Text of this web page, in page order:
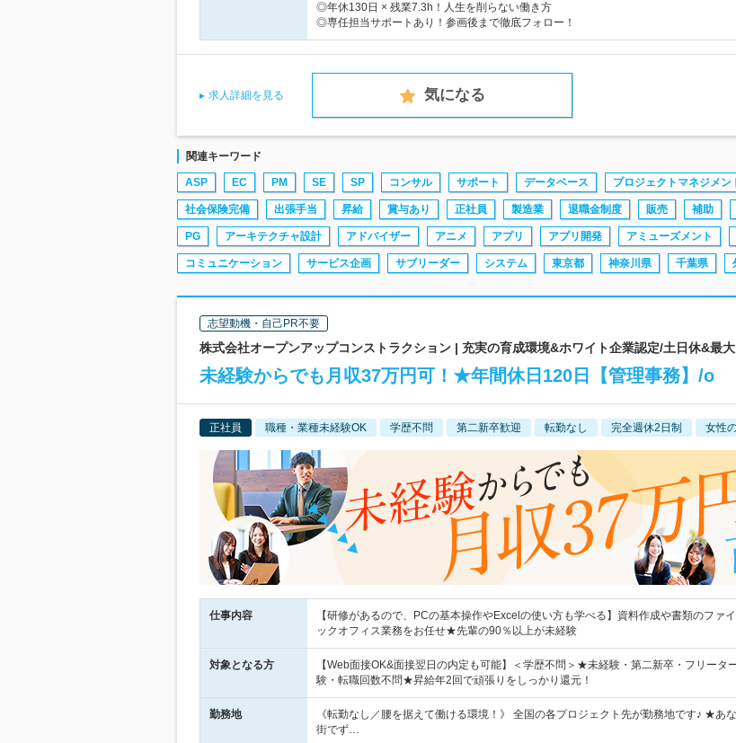
◎年休130日 × 残業7.3h！人生を削らない働き方
◎専任担当サポートあり！参画後まで徹底フォロー！
求人詳細を見る 気になる
関連キーワード
ASP EC PM SE SP コンサル サポート データベース プロジェクトマネジメン
社会保険完備 出張手当 昇給 賞与あり 正社員 製造業 退職金制度 販売 補助
PG アーキテクチャ設計 アドバイザー アニメ アプリ アプリ開発 アミューズメント
コミュニケーション サービス企画 サブリーダー システム 東京都 神奈川県 千葉県
志望動機・自己PR不要
株式会社オープンアップコンストラクション | 充実の育成環境&ホワイト企業認定/土日休&最
未経験からでも月収37万円可！★年間休日120日【管理事務】/o
正社員 職種・業種未経験OK 学歴不問 第二新卒歓迎 転勤なし 完全週休2日制 女性
仕事内容
【研修があるので、PCの基本操作やExcelの使い方も学べる】資料作成や書類のファ
ックオフィス業務をお任せ★先輩の90％以上が未経験
対象となる方
【Web面接OK&面接翌日の内定も可能】＜学歴不問＞★未経験・第二新卒・フリータ
験・転職回数不問★昇給年2回で頑張りをしっかり還元！
勤務地
《転勤なし／腰を据えて働ける環境！》 全国の各プロジェクト先が勤務地です♪ ★あ
街でず…